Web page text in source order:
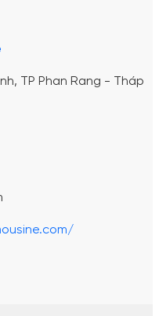
TP Phan Rang - Tháp